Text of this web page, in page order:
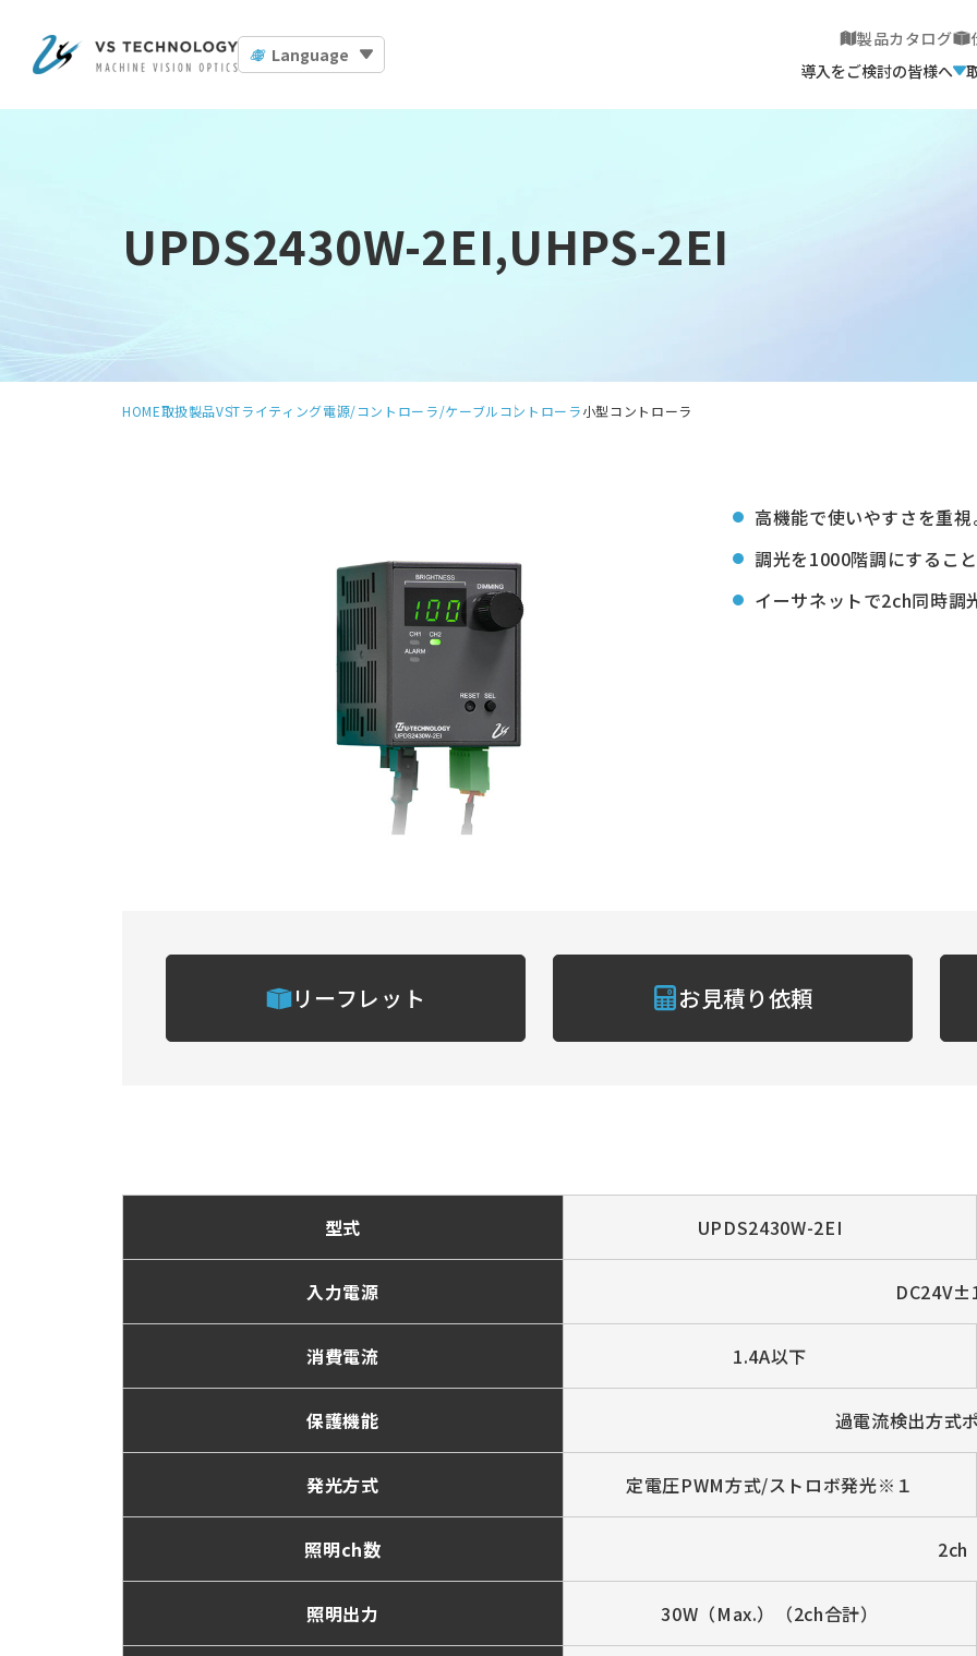
Language
製品カタログ
導入をご検討の皆様へ
UPDS2430W-2EI,UHPS-2EI
HOME取扱製品VSTライティング電源/コントローラ/ケーブルコントローラ小型コントローラ
高機能で使いやすさを重視
調光を1000階調にするこ
イーサネットで2ch同時調
リーフレット お見積り依頼
型式 UPDS2430W-2EI
入力電源
消費電流 1.4A以下
保護機能 過電流検出方式
発光方式 定電圧PWM方式/ストロボ発光※１
照明ch数 2ch
照明出力 30W（Max.）（2ch合計）